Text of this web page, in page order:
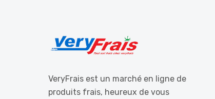
VeryFrais est un marché en ligne de
produits frais, heureux de vous